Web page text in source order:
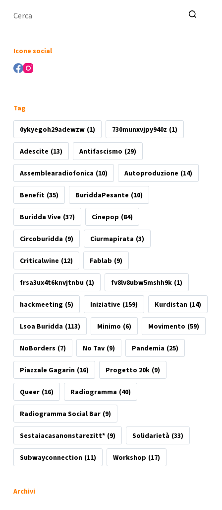
Icone social
Tag
0ykyegoh29adewzw (1) 730munxvjpy940z (1)
Adescite (13) Antifascismo (29)
Assemblearadiofonica (10) Autoproduzione (14)
Benefit (35) BuriddaPesante (10)
Buridda Vive (37) Cinepop (84)
Circoburidda (9) Ciurmapirata (3)
Criticalwine (12) Fablab (9)
frsa3ux4t6knvjtnbu (1) fv8lv8ubw5mshh9k (1)
hackmeeting (5) Iniziative (159) Kurdistan (14)
Lsoa Buridda (113) Minimo (6) Movimento (59)
NoBorders (7) No Tav (9) Pandemia (25)
Piazzale Gagarin (16) Progetto 20k (9)
Queer (16) Radiogramma (40)
Radiogramma Social Bar (9)
Sestaiacasanonstarezitt* (9) Solidarietà (33)
Subwayconnection (11) Workshop (17)
Archivi